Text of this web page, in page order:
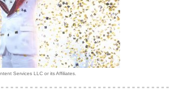
Services LLC or its Affiliates.